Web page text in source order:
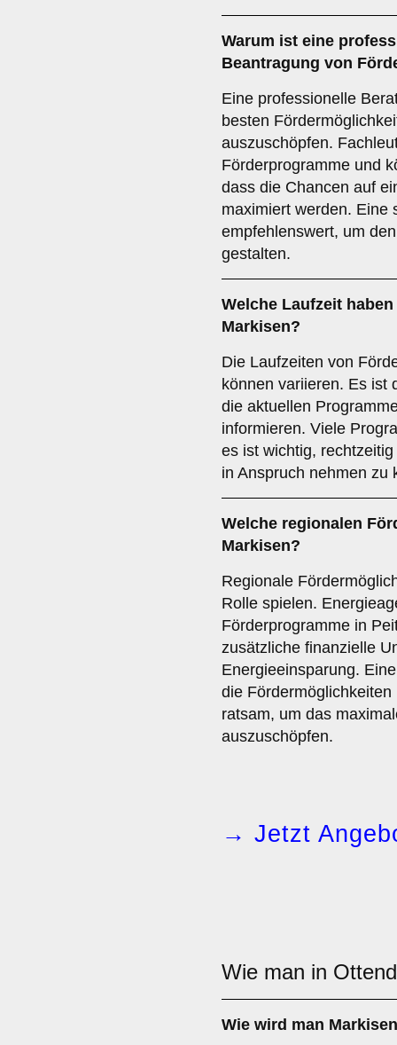
Warum ist eine
Beantragung von
Eine professionelle
besten
auszuschöpfen.
Förderprogramme und
dass die Chancen auf
maximiert werden. Eine
empfehlenswert, um
gestalten.
Welche Laufzeit
Markisen?
Die Laufzeiten von
können variieren. Es ist
die aktuellen
informieren. Viele
es ist wichtig,
in Anspruch nehmen zu
Welche regionalen
Markisen?
Regionale
Rolle spielen.
Förderprogramme in
zusätzliche finanzielle
Energieeinsparung.
die
ratsam, um das
auszuschöpfen.
→ Jetzt
Wie man in
Wie wird man